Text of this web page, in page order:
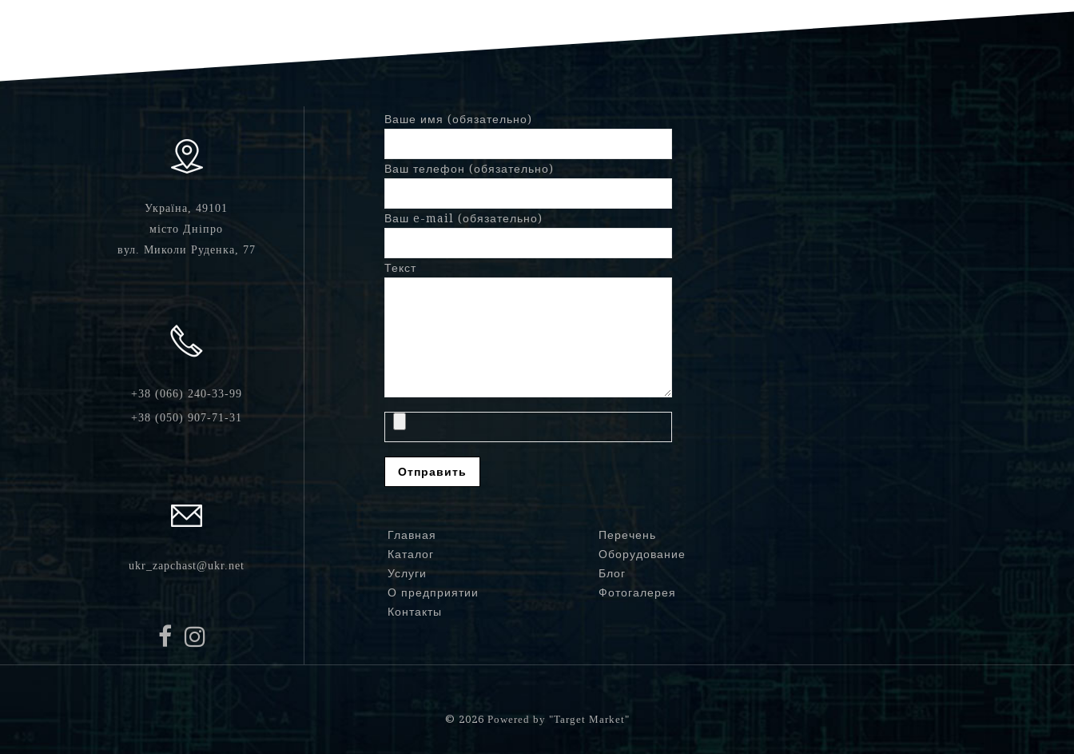
Україна, 49101
місто Дніпро
вул. Миколи Руденка, 77
+38 (066) 240-33-99
+38 (050) 907-71-31
ukr_zapchast@ukr.net
Ваше имя (обязательно)
Ваш телефон (обязательно)
Ваш e-mail (обязательно)
Текст
Главная
Каталог
Услуги
О предприятии
Контакты
Перечень
Оборудование
Блог
Фотогалерея
© 2026 Powered by "Target Market"